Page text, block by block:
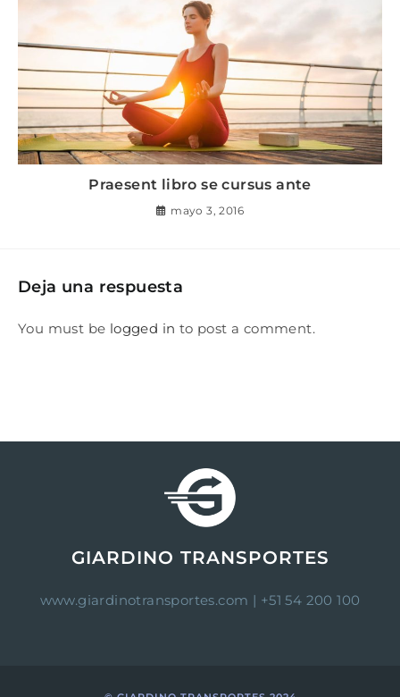
Praesent libro se cursus ante
mayo 3, 2016
Deja una respuesta
You must be logged in to post a comment.
GIARDINO TRANSPORTES
www.giardinotransportes.com | +51 54 200 100